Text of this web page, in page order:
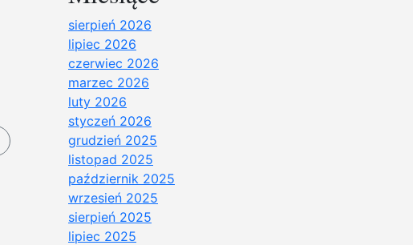
sierpień 2026
lipiec 2026
czerwiec 2026
marzec 2026
luty 2026
styczeń 2026
grudzień 2025
listopad 2025
październik 2025
wrzesień 2025
sierpień 2025
lipiec 2025